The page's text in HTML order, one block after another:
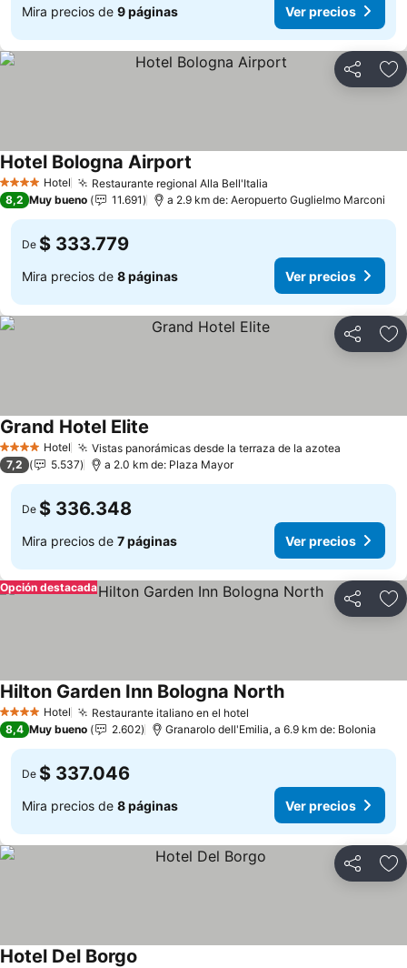
Mira precios de 9 páginas Ver precios
Compartir
4 EstrellasHotel Restaurante regional Alla Bell'Italia
Hotel Bologna Airport
8,2 Muy bueno 11.691 a 2.9 km de: Aeropuerto Guglielmo Marconi
De $ 333.779
Mira precios de 8 páginas Ver precios
Compartir
4 EstrellasHotel Vistas panorámicas desde la terraza de la azotea
Grand Hotel Elite
7,2 5.537 a 2.0 km de: Plaza Mayor
De $ 336.348
Mira precios de 7 páginas Ver precios
Compartir
Opción destacada
4 EstrellasHotel Restaurante italiano en el hotel
Hilton Garden Inn Bologna NorthVer precios
8,4 Muy bueno 2.602 Granarolo dell'Emilia, a 6.9 km de: Bolonia
De $ 337.046
Mira precios de 8 páginas Ver precios
Compartir
Hotel Del Borgo